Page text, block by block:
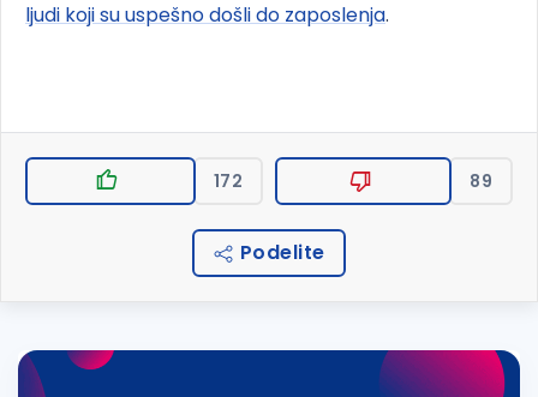
ljudi koji su uspešno došli do zaposlenja.
172 89
Podelite